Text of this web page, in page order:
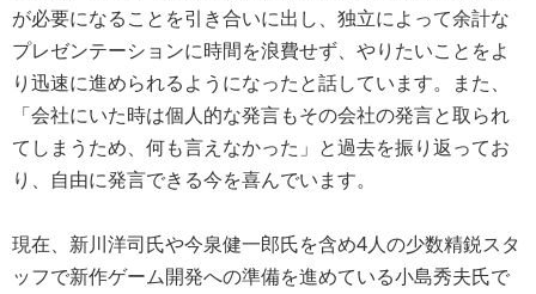
が必要になることを引き合いに出し、独立によって余計な
プレゼンテーションに時間を浪費せず、やりたいことをよ
り迅速に進められるようになったと話しています。また、
「会社にいた時は個人的な発言もその会社の発言と取られ
てしまうため、何も言えなかった」と過去を振り返ってお
り、自由に発言できる今を喜んでいます。
現在、新川洋司氏や今泉健一郎氏を含め4人の少数精鋭スタ
ッフで新作ゲーム開発への準備を進めている小島秀夫氏で